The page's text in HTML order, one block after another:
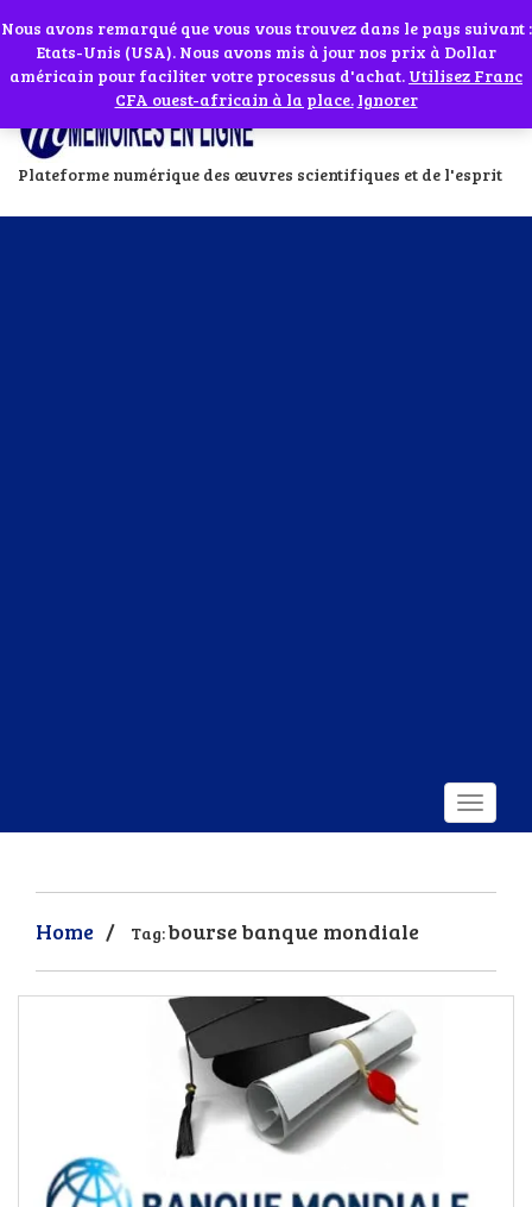
Abonnes toi à notre chaîne WhatsApp en cliquant sur l'icône en face
Plateforme numérique des œuvres scientifiques et de l'esprit
Home / Tag:bourse banque mondiale
Si vous avez besoin d'assistance Contactez-nous par WhatsApp au
+229 01 95 33 60 26Ignorer
Nous avons remarqué que vous vous trouvez dans le pays suivant :
Etats-Unis (USA). Nous avons mis à jour nos prix à Dollar
américain pour faciliter votre processus d'achat. Utilisez Franc
CFA ouest-africain à la place. Ignorer